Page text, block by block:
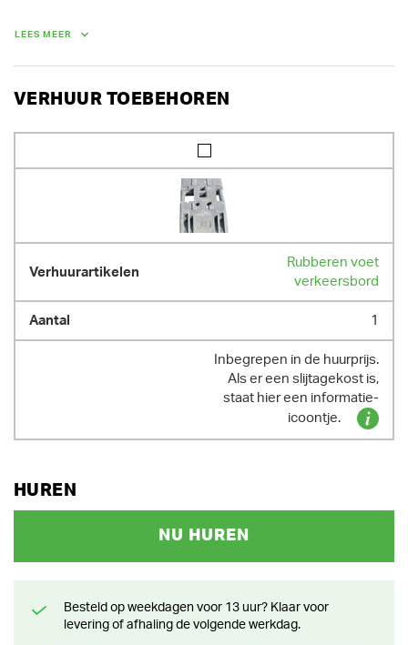
verkeersborden, geniet je 30 % korting.
LEES MEER
VERHUUR TOEBEHOREN
Rubberen voet
verkeersbord
1
Inbegrepen in de huurprijs.
Als er een slijtagekost is,
staat hier een informatie-
icoontje.
HUREN
NU HUREN
Besteld op weekdagen voor 13 uur? Klaar voor
levering of afhaling de volgende werkdag.